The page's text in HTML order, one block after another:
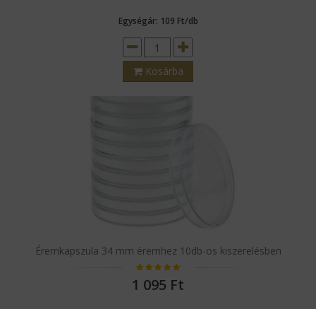
Egységár: 109 Ft/db
Kosárba
Éremkapszula 34 mm éremhez 10db-os kiszerelésben
1 095 Ft